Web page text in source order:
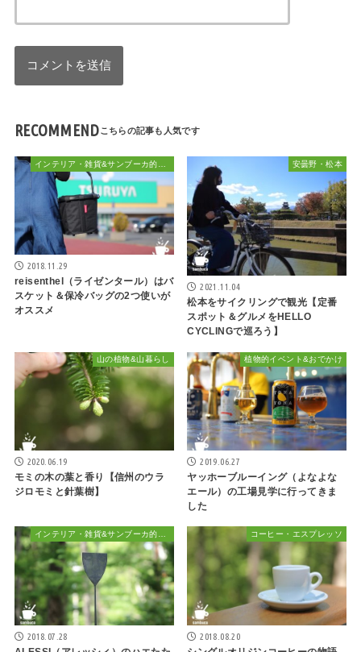
RECOMMEND
2018.11.29
reisenthel（ライゼンタール）はバ
スケット＆保冷バッグの2つ使いが
オススメ
安曇野・松本
2021.11.04
松本をサイクリングで観光【定番
スポット＆グルメをHELLO
CYCLINGで巡ろう】
山の植物&山暮らし
2020.06.19
モミの木の葉と香り【信州のウラ
ジロモミと針葉樹】
植物的イベント&おでかけ
2019.06.27
ヤッホーブルーイング（よなよな
エール）の工場見学に行ってきま
した
インテリア・雑貨&サンブーカ的おしゃれ
2018.07.28
コーヒー・エスプレッソ
2018.08.20